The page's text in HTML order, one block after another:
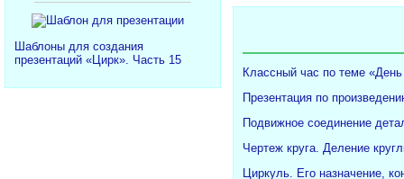
Шаблоны для создания
презентаций «Цирк». Часть 15
Классный час по теме
Презентация по
Подвижное соединение
Чертеж круга. Деление
Циркуль. Его назначение,